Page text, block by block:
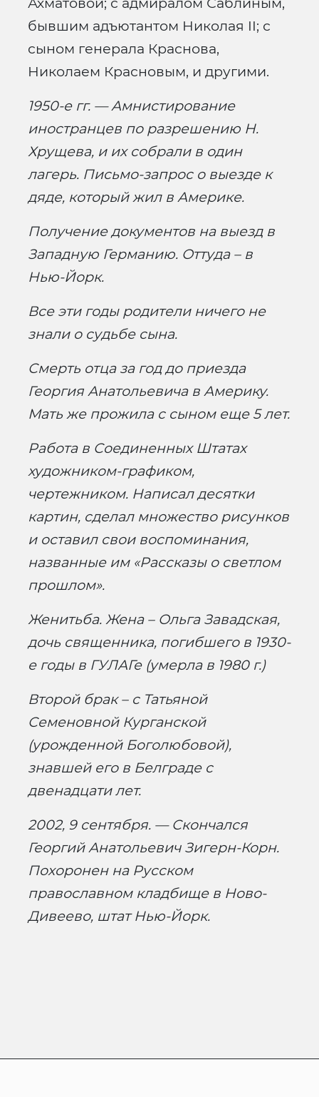
бывшим адъютантом Николая II; с
сыном генерала Краснова,
Николаем Красновым, и другими.
1950-е гг. — Амнистирование
иностранцев по разрешению Н.
Хрущева, и их собрали в один
лагерь. Письмо-запрос о выезде к
дяде, который жил в Америке.
Получение документов на выезд в
Западную Германию. Оттуда – в
Нью-Йорк.
Все эти годы родители ничего не
знали о судьбе сына.
Смерть отца за год до приезда
Георгия Анатольевича в Америку.
Мать же прожила с сыном еще 5 лет.
Работа в Соединенных Штатах
художником-графиком,
чертежником. Написал десятки
картин, сделал множество рисунков
и оставил свои воспоминания,
названные им «Рассказы о светлом
прошлом».
Женитьба. Жена – Ольга Завадская,
дочь священника, погибшего в 1930-
е годы в ГУЛАГе (умерла в 1980 г.)
Второй брак – с Татьяной
Семеновной Курганской
(урожденной Боголюбовой),
знавшей его в Белграде с
двенадцати лет.
2002, 9 сентября. — Скончался
Георгий Анатольевич Зигерн-Корн.
Похоронен на Русском
православном кладбище в Ново-
Дивеево, штат Нью-Йорк.